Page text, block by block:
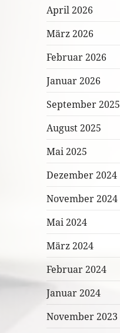
April 2026
März 2026
Februar 2026
Januar 2026
September 2025
August 2025
Mai 2025
Dezember 2024
November 2024
Mai 2024
März 2024
Februar 2024
Januar 2024
November 2023